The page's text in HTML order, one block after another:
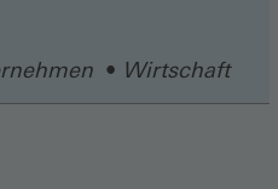
Wirtschaft